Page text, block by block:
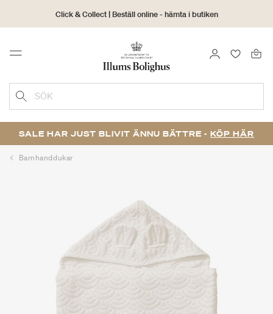
Click & Collect | Beställ online - hämta i butiken
30 dagars returrätt
Menu LOGGA IN
SÖK
SALE HAR JUST BLIVIT ÄNNU BÄTTRE - KÖP HÄR
Barnhanddukar